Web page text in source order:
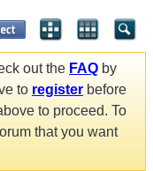
out the FAQ by
to register before
to proceed. To
that you want